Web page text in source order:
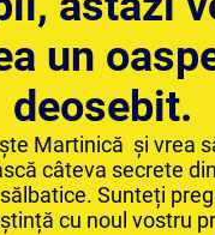
un
deosebit.
Martinică și vrea
câteva secrete
Sunteți
cu noul vostru